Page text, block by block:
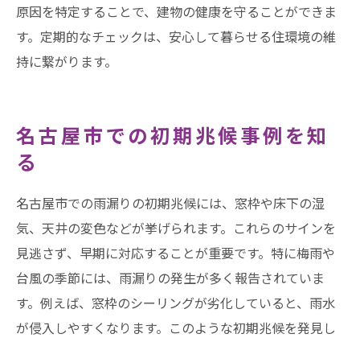
原因を特定することで、建物の健康を守ることができま
す。定期的なチェックは、安心して暮らせる住環境の維
持に繋がります。
名古屋市での初期兆候事例を知
る
名古屋市での雨漏りの初期兆候には、窓枠や床下の湿
気、天井の変色などが挙げられます。これらのサインを
見逃さず、早期に対応することが重要です。特に梅雨や
台風の季節には、雨漏りの発生が多く報告されていま
す。例えば、窓枠のシーリングが劣化していると、雨水
が侵入しやすくなります。このような初期兆候を発見し